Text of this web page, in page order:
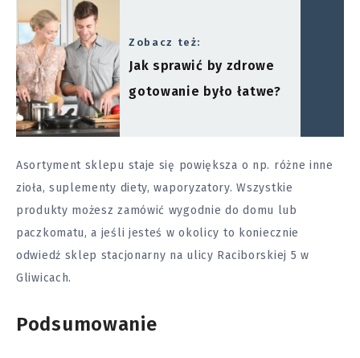
Zobacz też:
Jak sprawić by zdrowe
gotowanie było łatwe?
Asortyment sklepu staje się powiększa o np. różne inne
zioła, suplementy diety, waporyzatory. Wszystkie
produkty możesz zamówić wygodnie do domu lub
paczkomatu, a jeśli jesteś w okolicy to koniecznie
odwiedź sklep stacjonarny na ulicy Raciborskiej 5 w
Gliwicach.
Podsumowanie